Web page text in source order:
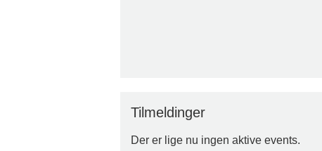
Tilmeldinger
Der er lige nu ingen aktive events.